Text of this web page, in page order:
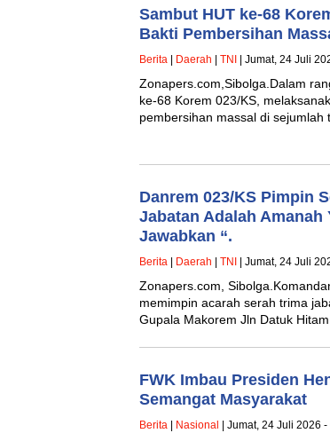
Sambut HUT ke-68
Bakti Pembersihan
Berita Daerah TNI | Jumat, 24 Juli
Zonapers.com,Sibolga.‎‎Dalam
ke-68 Korem 023/KS,
pembersihan massal di sejumlah
Danrem 023/KS Pimpin
Jabatan Adalah
Jawabkan “.
Berita Daerah TNI | Jumat, 24 Juli
Zonapers.com,
memimpin acarah serah trima
Gupala Makorem Jln Datuk
FWK Imbau Presiden
Semangat Masyarakat
Berita Nasional | Jumat, 24 Juli 2026